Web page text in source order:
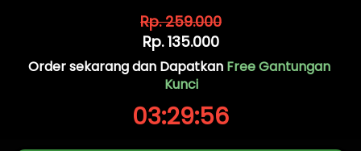
Rp. 259.000
Rp. 135.000
Order sekarang dan Dapatkan Free Gantungan
Kunci
03:29:55